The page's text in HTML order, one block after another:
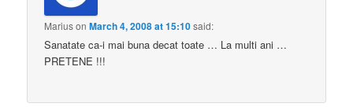
MariusonMarch 4, 2008 at 15:10said:
Sanatate ca-i mai buna decat toate … La multi ani …
PRETENE !!!